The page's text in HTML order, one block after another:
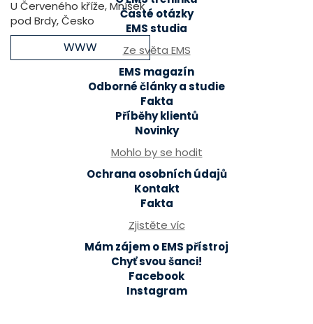
U Červeného kříže, Mníšek
pod Brdy, Česko
WWW
Časté otázky
EMS studia
Ze světa EMS
EMS magazín
Odborné články a studie
Fakta
Příběhy klientů
Novinky
Mohlo by se hodit
Ochrana osobních údajů
Kontakt
Fakta
Zjistěte víc
Mám zájem o EMS přístroj
Chyť svou šanci!
Facebook
Instagram